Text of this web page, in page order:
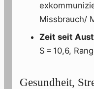
Missbrauch/
Zeit seit
S = 10,6,
Gesundheit,